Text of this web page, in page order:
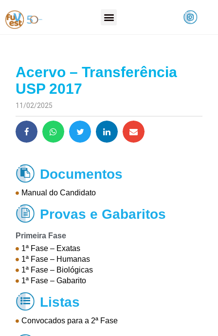
Acervo – Transferência
USP 2017
11/02/2025
 Documentos
Manual do Candidato
 Provas e Gabaritos
Primeira Fase
1ª Fase – Exatas
1ª Fase – Humanas
1ª Fase – Biológicas
1ª Fase – Gabarito
 Listas
Convocados para a 2ª Fase